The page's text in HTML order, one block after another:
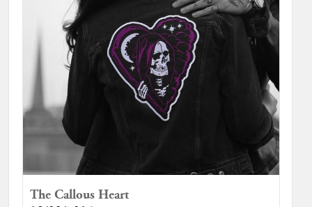
The Callous Heart